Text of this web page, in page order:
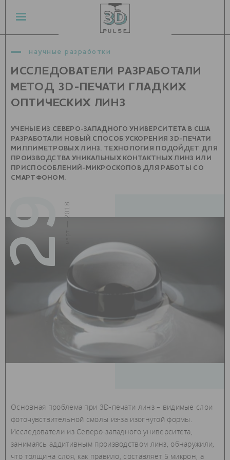
научные разработки
ИССЛЕДОВАТЕЛИ РАЗРАБОТАЛИ
МЕТОД 3D-ПЕЧАТИ ГЛАДКИХ
ОПТИЧЕСКИХ ЛИНЗ
УЧЕНЫЕ ИЗ СЕВЕРО-ЗАПАДНОГО УНИВЕРСИТЕТА В США
РАЗРАБОТАЛИ НОВЫЙ СПОСОБ УСКОРЕНИЯ 3D-ПЕЧАТИ
МИЛЛИМЕТРОВЫХ ЛИНЗ. ТЕХНОЛОГИЯ ПОДОЙДЕТ ДЛЯ
ПРОИЗВОДСТВА УНИКАЛЬНЫХ КОНТАКТНЫХ ЛИНЗ ИЛИ
ПРИСПОСОБЛЕНИЙ-МИКРОСКОПОВ ДЛЯ РАБОТЫ СО
СМАРТФОНОМ.
29
март — 2018
Основная проблема при 3D-печати линз – видимые слои
фоточувствительной смолы из-за изогнутой формы.
Исследователи из Северо-западного университета,
занимаясь аддитивным производством линз, обнаружили,
что толщина слоя, как правило, составляет 5 микрон, а